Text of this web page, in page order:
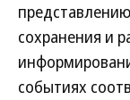
сохранения и
событиях